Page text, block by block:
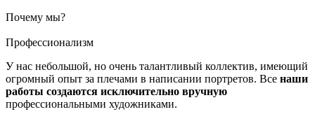
Почему мы?
Профессионализм
У нас небольшой, но очень талантливый коллектив, имеющий
огромный опыт за плечами в написании портретов. Все наши
работы создаются исключительно вручную
профессиональными художниками.